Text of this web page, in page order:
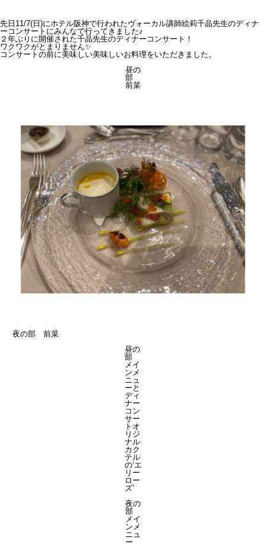
先日11/7(日)にホテル阪神で行われたヴォーカル講師絵莉千晶先生のディナ
ーコンサートにみんなで行ってきました♪
２年ぶりに開催された千晶先生のディナーコンサート！
ワクワクがとまりません✨
コンサートの前に美味しい美味しいお料理をいただきました。
昼の
部
前菜
夜の部 前菜
昼の
部
メイ
ンメ
ニュ
ーと
ディ
ナー
コン
サー
トオ
リジ
ナル
カク
テル
の‘エ
リー
ロー
ズ’
夜の
部
メイ
ンメ
ニュ
ー